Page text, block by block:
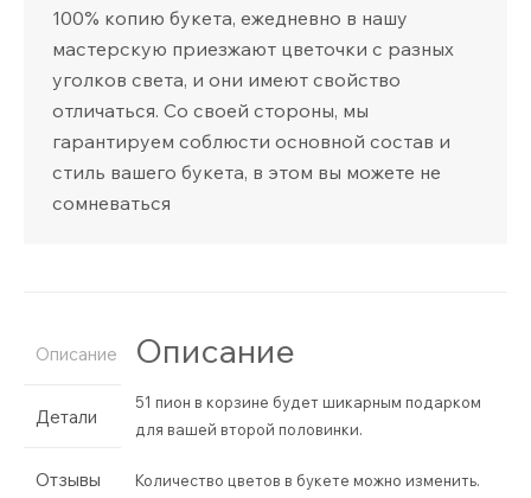
100% копию букета, ежедневно в нашу
мастерскую приезжают цветочки с разных
уголков света, и они имеют свойство
отличаться. Со своей стороны, мы
гарантируем соблюсти основной состав и
стиль вашего букета, в этом вы можете не
сомневаться
Описание
Детали
Отзывы
Описание
51 пион в корзине будет шикарным подарком
для вашей второй половинки.
Количество цветов в букете можно изменить.